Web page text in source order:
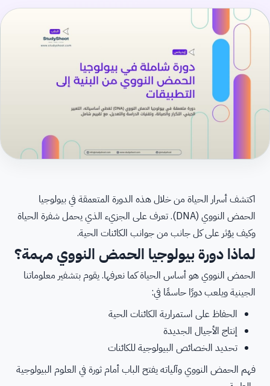
اكتشف أسرار الحياة من خلال هذه الدورة المتعمقة في بيولوجيا
الحمض النووي (DNA). تعرف على الجزيء الذي يحمل شفرة الحياة
وكيف يؤثر على كل جانب من جوانب الكائنات الحية.
لماذا دورة بيولوجيا الحمض النووي مهمة؟
الحمض النووي هو أساس الحياة كما نعرفها. يقوم بتشفير معلوماتنا
الجينية ويلعب دورًا حاسمًا في:
الحفاظ على استمرارية الكائنات الحية
إنتاج الأجيال الجديدة
تحديد الخصائص البيولوجية للكائنات
فهم الحمض النووي وآلياته يفتح الباب أمام ثورة في العلوم البيولوجية